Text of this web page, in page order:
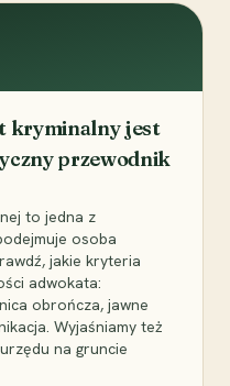
kryminalny jest
przewodnik
to jedna z
osoba
jakie kryteria
adwokata:
obrończa, jawne
Wyjaśniamy też
na gruncie